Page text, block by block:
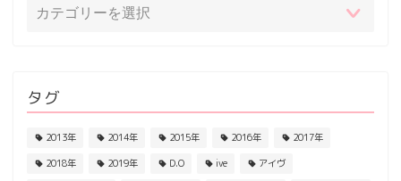
タグ
2013年 2014年 2015年 2016年 2017年
2018年 2019年 D.O ive アイヴ